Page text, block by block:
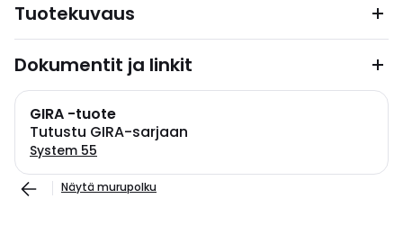
Tuotekuvaus
Dokumentit ja linkit
GIRA -tuote
Tutustu GIRA-sarjaan
System 55
Näytä murupolku